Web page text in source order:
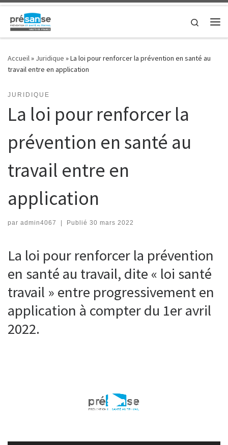
Skip to content
Search
Accueil» Juridique »La loi pour renforcer la prévention en santé au
travail entre en application
JURIDIQUE
La loi pour renforcer la
prévention en santé au
travail entre en
application
par admin4067 | Publié 30 mars 2022
La loi pour renforcer la prévention
en santé au travail, dite « loi santé
travail » entre progressivement en
application à compter du 1er avril
2022.